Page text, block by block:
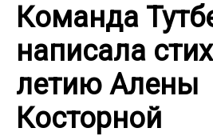
Команда
написала
летию Алены
Косторной